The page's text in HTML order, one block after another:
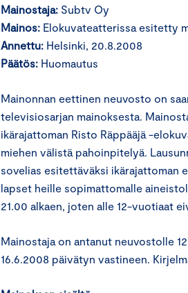
Mainostaja: Subtv Oy
Mainos: Elokuvateatterissa esitetty
Annettu: Helsinki, 20.8.2008
Päätös: Huomautus
Mainonnan eettinen neuvosto on
televisiosarjan mainoksesta.
ikärajattoman Risto Räppääjä -
miehen välistä pahoinpitelyä.
sovelias esitettäväksi ikärajattoman
lapset heille sopimattomalle
21.00 alkaen, joten alle 12-vuotiaat
Mainostaja on antanut neuvostolle
16.6.2008 päivätyn vastineen.